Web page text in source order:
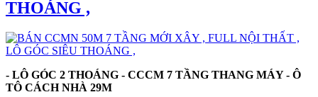
THOÁNG ,
- LÔ GÓC 2 THOÁNG - CCCM 7 TẦNG THANG MÁY - Ô
TÔ CÁCH NHÀ 29M